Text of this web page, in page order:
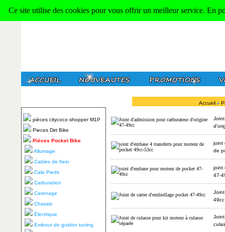
pièces citycoco shopper M1P
Pieces Dirt Bike
Pièces Pocket Bike
Allumage
Cables de frein
Cale Pieds
Carburation
Carenage
Chassis
Électrique
Embout de guidon tuning
Accueil
joint
de
joint
47-
49cc
Ce site utilise des cookies pour vous offrir un meilleur service. En